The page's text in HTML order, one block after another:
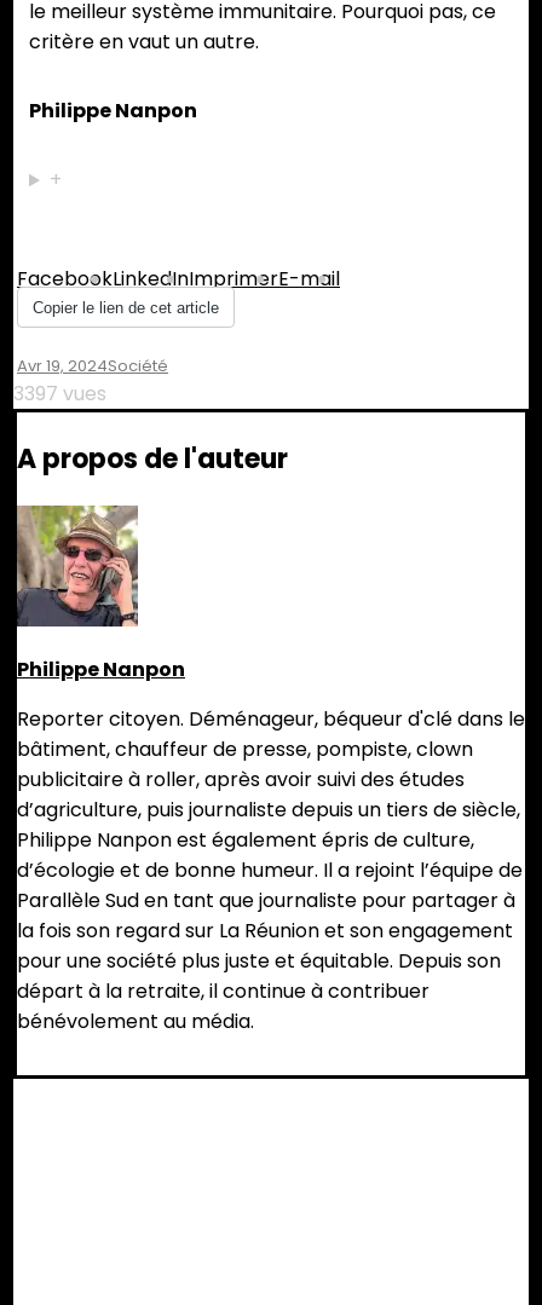
le meilleur système immunitaire. Pourquoi pas, ce
critère en vaut un autre.
Philippe Nanpon
+
FacebookLinkedInImprimerE-mail
Copier le lien de cet article
Avr 19, 2024Société
3397 vues
A propos de l'auteur
Philippe Nanpon
Reporter citoyen. Déménageur, béqueur d'clé dans le
bâtiment, chauffeur de presse, pompiste, clown
publicitaire à roller, après avoir suivi des études
d’agriculture, puis journaliste depuis un tiers de siècle,
Philippe Nanpon est également épris de culture,
d’écologie et de bonne humeur. Il a rejoint l’équipe de
Parallèle Sud en tant que journaliste pour partager à
la fois son regard sur La Réunion et son engagement
pour une société plus juste et équitable. Depuis son
départ à la retraite, il continue à contribuer
bénévolement au média.